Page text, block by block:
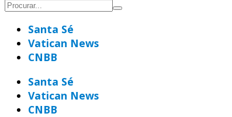
Santa Sé
Vatican News
CNBB
Santa Sé
Vatican News
CNBB